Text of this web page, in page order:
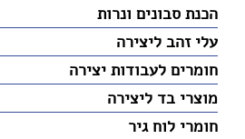
הכנת סבונים ונרות
עלי זהב ליצירה
חומרים לעבודות יצירה
מוצרי בד ליצירה
חומרי לוח גיר